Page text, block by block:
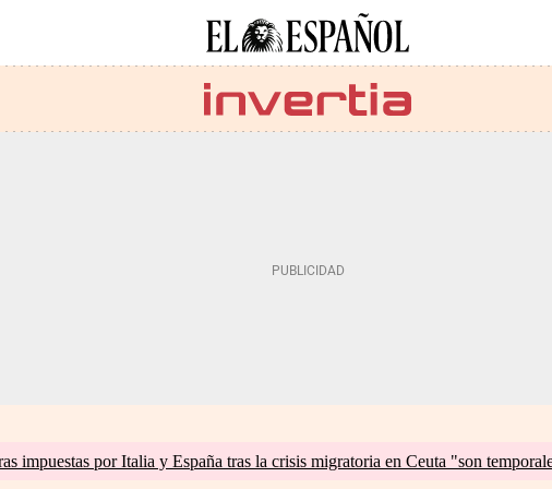
impuestas por Italia y España tras la crisis migratoria en Ceuta "son